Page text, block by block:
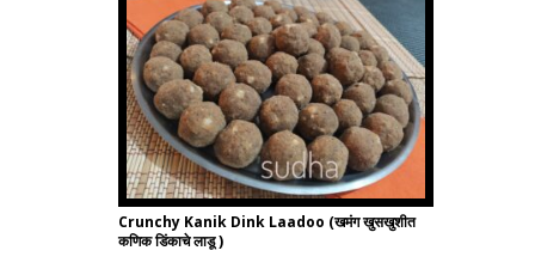
Crunchy Kanik Dink Laadoo (खमंग खुसखुशीत
कणिक डिंकाचे लाडू )